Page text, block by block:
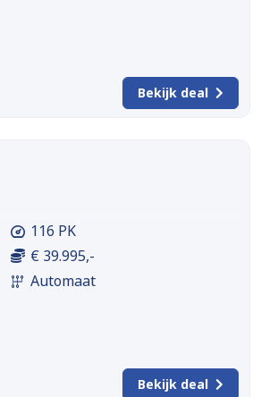
Bekijk deal
116 PK
€ 39.995,-
Automaat
Bekijk deal